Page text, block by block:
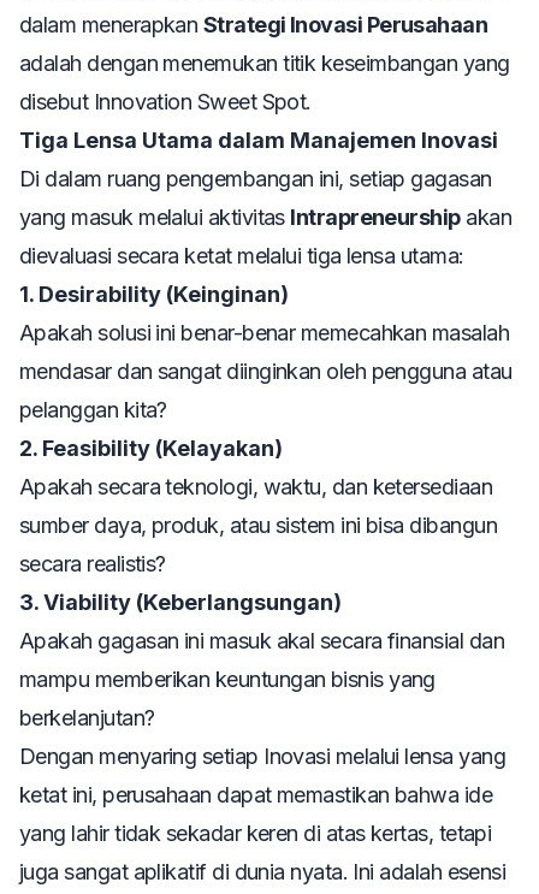
dalam menerapkan Strategi Inovasi Perusahaan
adalah dengan menemukan titik keseimbangan yang
disebut Innovation Sweet Spot.
Tiga Lensa Utama dalam Manajemen Inovasi
Di dalam ruang pengembangan ini, setiap gagasan
yang masuk melalui aktivitas Intrapreneurshipakan
dievaluasi secara ketat melalui tiga lensa utama:
1. Desirability (Keinginan)
Apakah solusi ini benar-benar memecahkan masalah
mendasar dan sangat diinginkan oleh pengguna atau
pelanggan kita?
2. Feasibility (Kelayakan)
Apakah secara teknologi, waktu, dan ketersediaan
sumber daya, produk, atau sistem ini bisa dibangun
secara realistis?
3. Viability (Keberlangsungan)
Apakah gagasan ini masuk akal secara finansial dan
mampu memberikan keuntungan bisnis yang
berkelanjutan?
Dengan menyaring setiap Inovasi melalui lensa yang
ketat ini, perusahaan dapat memastikan bahwa ide
yang lahir tidak sekadar keren di atas kertas, tetapi
juga sangat aplikatif di dunia nyata. Ini adalah esensi